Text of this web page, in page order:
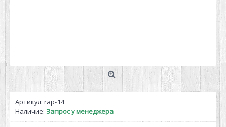
Артикул: rap-14
Наличие: Запрос у менеджера